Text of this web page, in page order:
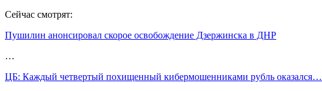
Сейчас смотрят:
Пушилин анонсировал скорое освобождение Дзержинска в ДНР
…
ЦБ: Каждый четвертый похищенный кибермошенниками рубль оказался…